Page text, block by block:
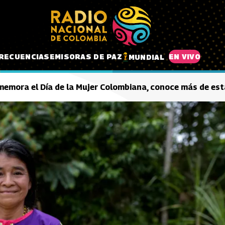
EMISORAS DE PAZ MUNDIAL EN VIVO
el Día de la Mujer Colombiana, conoce más de